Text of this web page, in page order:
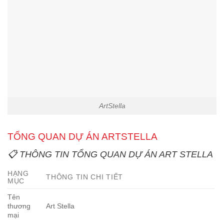
ArtStella
TỔNG QUAN DỰ ÁN ARTSTELLA
📋 THÔNG TIN TỔNG QUAN DỰ ÁN ART STELLA
HẠNG
MỤC
THÔNG TIN CHI TIẾT
Tên
thương
mại
Art Stella